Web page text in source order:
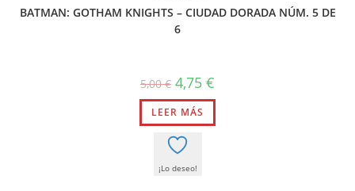
BATMAN: GOTHAM KNIGHTS – CIUDAD DORADA NÚM. 5 DE
6
5,00€ El
precio
original
era:
5,00 €.
4,75 €
actual
4,75 €.
LEER MÁS
¡Lo deseo!